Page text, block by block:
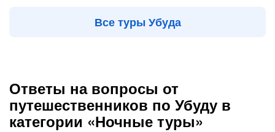
Все туры Убуда
Ответы на вопросы от
путешественников по Убуду в
категории «Ночные туры»